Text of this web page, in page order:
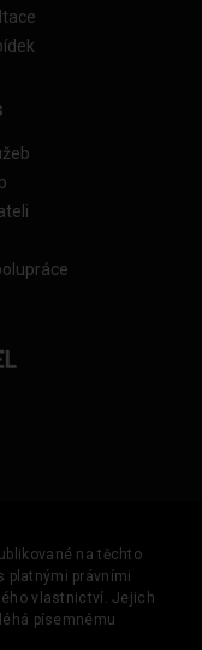
na těchto
platnými právními
vlastnictví. Jejich
písemnému